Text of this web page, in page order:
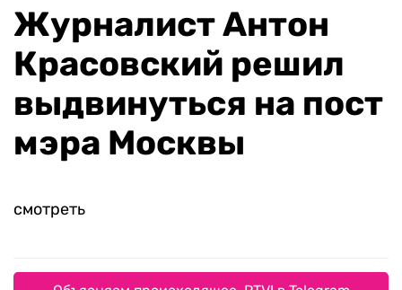
Журналист Антон
Красовский решил
выдвинуться на пост
мэра Москвы
смотреть